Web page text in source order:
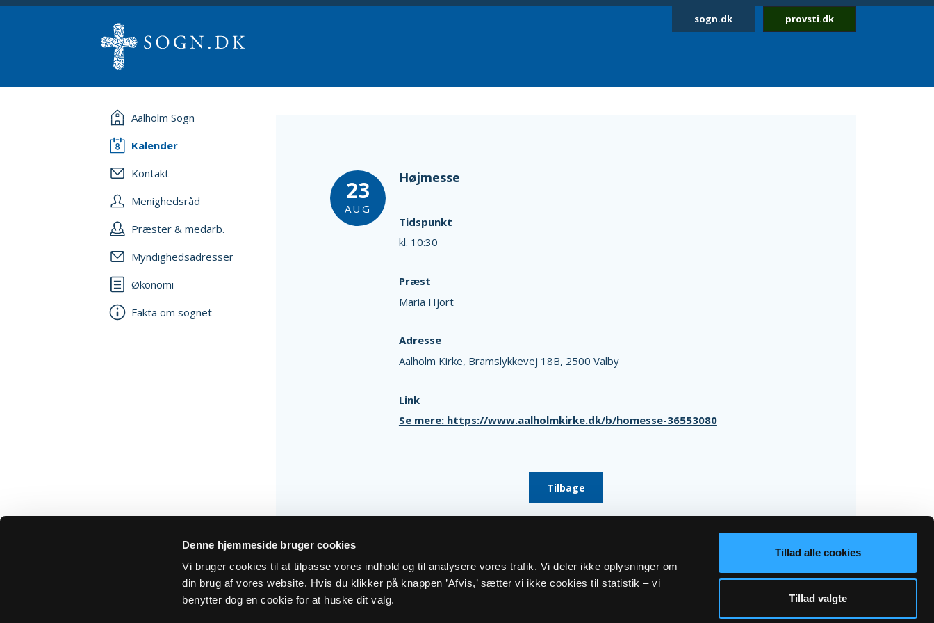
Denne hjemmeside bruger cookies
Vi bruger cookies til at tilpasse vores indhold og til analysere vores trafik. Vi deler ikke oplysninger om
din brug af vores website. Hvis du klikker på knappen ’Afvis,’ sætter vi ikke cookies til statistik – vi
benytter dog en cookie for at huske dit valg.
Tillad alle cookies
Tillad valgte
sogn.dk provsti.dk
Aalholm Sogn
Kalender
Kontakt
Menighedsråd
Præster & medarb.
Myndighedsadresser
Økonomi
Fakta om sognet
23
AUG
Højmesse
Tidspunkt
kl. 10:30
Præst
Maria Hjort
Adresse
Aalholm Kirke, Bramslykkevej 18B, 2500 Valby
Link
Se mere: https://www.aalholmkirke.dk/b/homesse-36553080
Tilbage